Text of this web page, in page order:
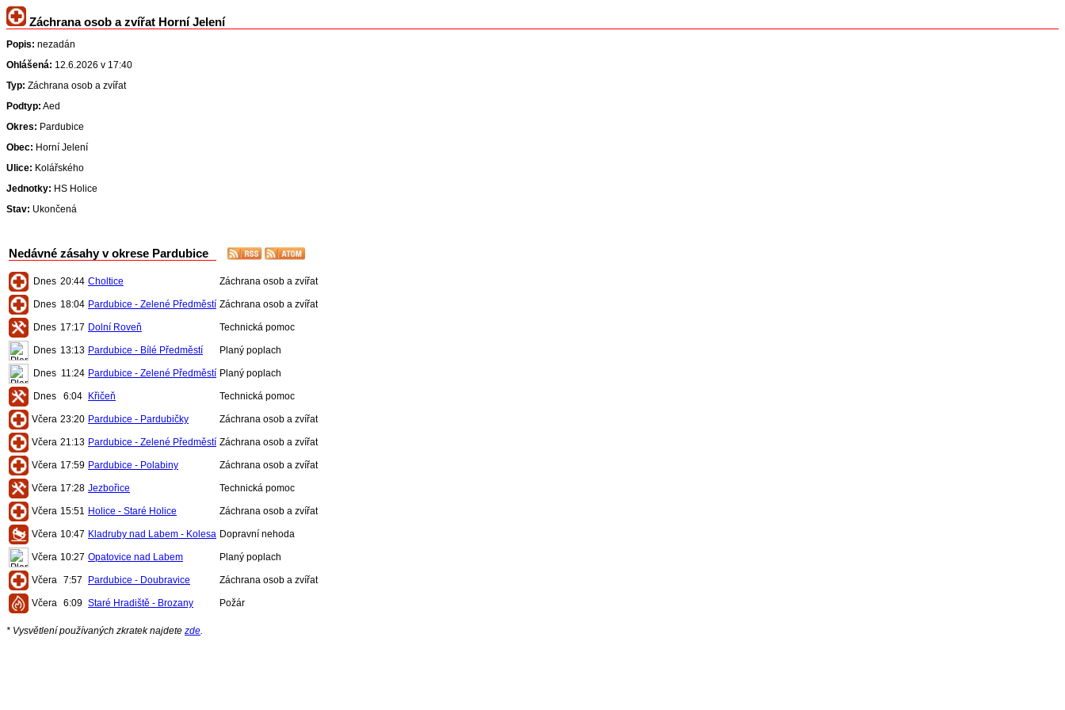
Záchrana osob a zvířat Horní Jelení
Popis: nezadán
Ohlášená: 12.6.2026 v 17:40
Typ: Záchrana osob a zvířat
Podtyp: Aed
Okres: Pardubice
Obec: Horní Jelení
Ulice: Kolářského
Jednotky: HS Holice
Stav: Ukončená
Nedávné zásahy v okrese Pardubice
Dnes 20:44 Choltice Záchrana osob a zvířat
Dnes 18:04 Pardubice - Zelené Předměstí Záchrana osob a zvířat
Dnes 17:17 Dolní Roveň Technická pomoc
Dnes 13:13 Pardubice - Bílé Předměstí Planý poplach
Dnes 11:24 Pardubice - Zelené Předměstí Planý poplach
Dnes 6:04 Křičeň Technická pomoc
Včera 23:20 Pardubice - Pardubičky Záchrana osob a zvířat
Včera 21:13 Pardubice - Zelené Předměstí Záchrana osob a zvířat
Včera 17:59 Pardubice - Polabiny Záchrana osob a zvířat
Včera 17:28 Jezbořice Technická pomoc
Včera 15:51 Holice - Staré Holice Záchrana osob a zvířat
Včera 10:47 Kladruby nad Labem - Kolesa Dopravní nehoda
Včera 10:27 Opatovice nad Labem Planý poplach
Včera 7:57 Pardubice - Doubravice Záchrana osob a zvířat
Včera 6:09 Staré Hradiště - Brozany Požár
* Vysvětlení používaných zkratek najdete zde.